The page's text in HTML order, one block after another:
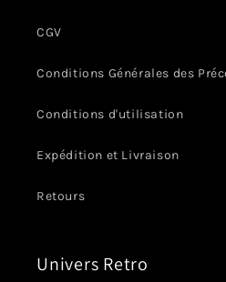
CGV
Conditions Générales des
Conditions d'utilisation
Expédition et Livraison
Retours
Univers Retro